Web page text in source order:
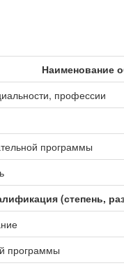
Наименование
профессии
программы
(степень,
программы